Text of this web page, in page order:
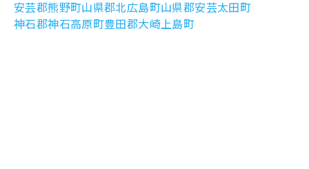
安芸郡熊野町山県郡北広島町山県郡安芸太田町
神石郡神石高原町豊田郡大崎上島町